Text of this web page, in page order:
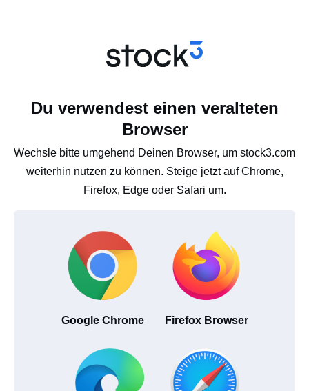
Du verwendest einen veralteten
Browser
Wechsle bitte umgehend Deinen Browser, um stock3.com
weiterhin nutzen zu können. Steige jetzt auf Chrome,
Firefox, Edge oder Safari um.
Google Chrome Firefox Browser